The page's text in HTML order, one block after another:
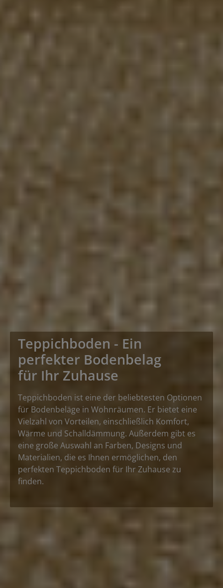
Teppichboden - Ein
perfekter Bodenbelag
für Ihr Zuhause
Teppichboden ist eine der beliebtesten Optionen
für Bodenbeläge in Wohnräumen. Er bietet eine
Vielzahl von Vorteilen, einschließlich Komfort,
Wärme und Schalldämmung. Außerdem gibt es
eine große Auswahl an Farben, Designs und
Materialien, die es Ihnen ermöglichen, den
perfekten Teppichboden für Ihr Zuhause zu
finden.